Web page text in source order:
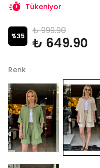
Tükeniyor
%35 ₺ 999.90
₺ 649.90
Renk